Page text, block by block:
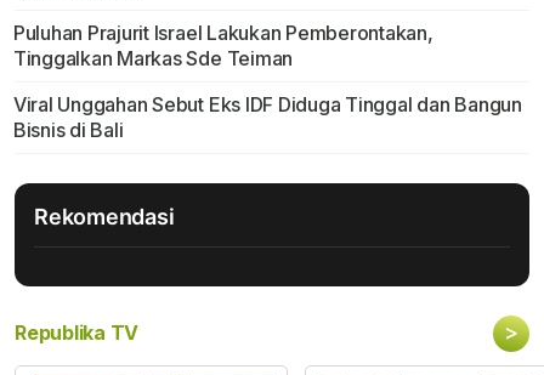
Puluhan Prajurit Israel Lakukan Pemberontakan,
Tinggalkan Markas Sde Teiman
Viral Unggahan Sebut Eks IDF Diduga Tinggal dan Bangun
Bisnis di Bali
Rekomendasi
Republika TV >